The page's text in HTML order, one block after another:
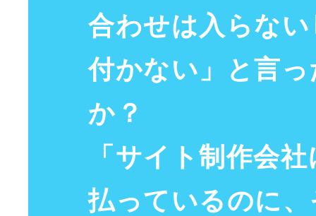
合わせは入らな
付かない」と言っ
か？
「 サイト 制作会社
払っているのに